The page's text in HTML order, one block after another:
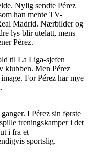
Nylig sendte Pérez
han mente TV-
Madrid. Nærbilder og
lys blir utelatt, mens
Pérez.
til La Liga-sjefen
klubben. Men Pérez
For Pérez har mye
I Pérez sin første
treningskamper i det
i fra et
sportslig.